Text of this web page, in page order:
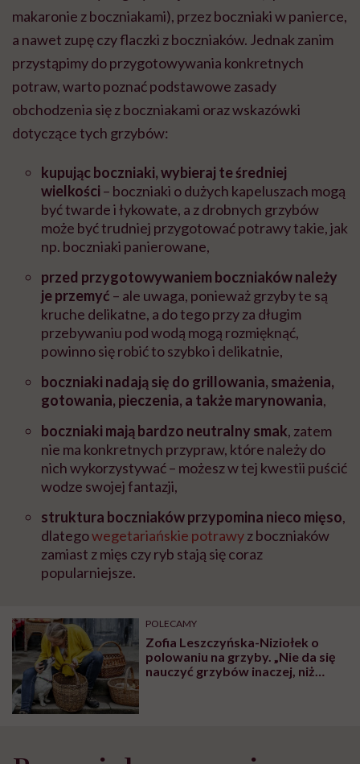
makaronie z boczniakami), przez boczniaki w panierce,
a nawet zupę czy flaczki z boczniaków. Jednak zanim
przystąpimy do przygotowywania konkretnych
potraw, warto poznać podstawowe zasady
obchodzenia się z boczniakami oraz wskazówki
dotyczące tych grzybów:
kupując boczniaki, wybieraj te średniej
wielkości – boczniaki o dużych kapeluszach mogą
być twarde i łykowate, a z drobnych grzybów
może być trudniej przygotować potrawy takie, jak
np. boczniaki panierowane,
przed przygotowywaniem boczniaków należy
je przemyć – ale uwaga, ponieważ grzyby te są
kruche delikatne, a do tego przy za długim
przebywaniu pod wodą mogą rozmięknąć,
powinno się robić to szybko i delikatnie,
boczniaki nadają się do grillowania, smażenia,
gotowania, pieczenia, a także marynowania,
boczniaki mają bardzo neutralny smak, zatem
nie ma konkretnych przypraw, które należy do
nich wykorzystywać – możesz w tej kwestii puścić
wodze swojej fantazji,
struktura boczniaków przypomina nieco mięso,
dlategowegetariańskie potrawyz boczniaków
zamiast z mięs czy ryb stają się coraz
popularniejsze.
POLECAMY
Zofia Leszczyńska-Niziołek o
polowaniu na grzyby. „Nie da się
nauczyć grzybów inaczej, niż